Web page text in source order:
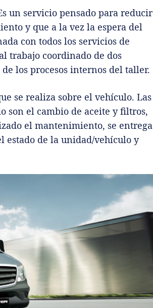
un servicio pensado para reducir
y que a la vez la espera del
con todos los servicios de
trabajo coordinado de dos
los procesos internos del taller.
se realiza sobre el vehículo. Las
son el cambio de aceite y filtros,
el mantenimiento, se entrega
estado de la unidad/vehículo y